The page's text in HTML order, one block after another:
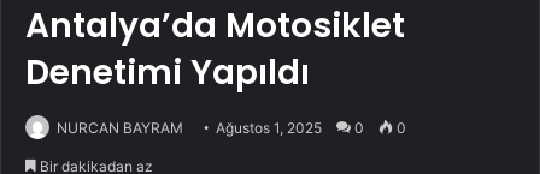
Antalya’da Motosiklet
Denetimi Yapıldı
NURCAN BAYRAM Ağustos 1, 2025 0 0
Bir dakikadan az